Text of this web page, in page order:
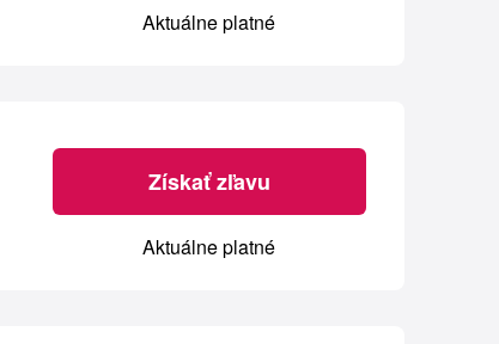
Aktuálne platné
Získať zľavu
Aktuálne platné